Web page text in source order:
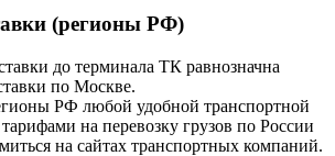
(регионы РФ)
до терминала ТК равнозначна
по Москве.
РФ любой удобной транспортной
на перевозку грузов по России
на сайтах транспортных компаний.